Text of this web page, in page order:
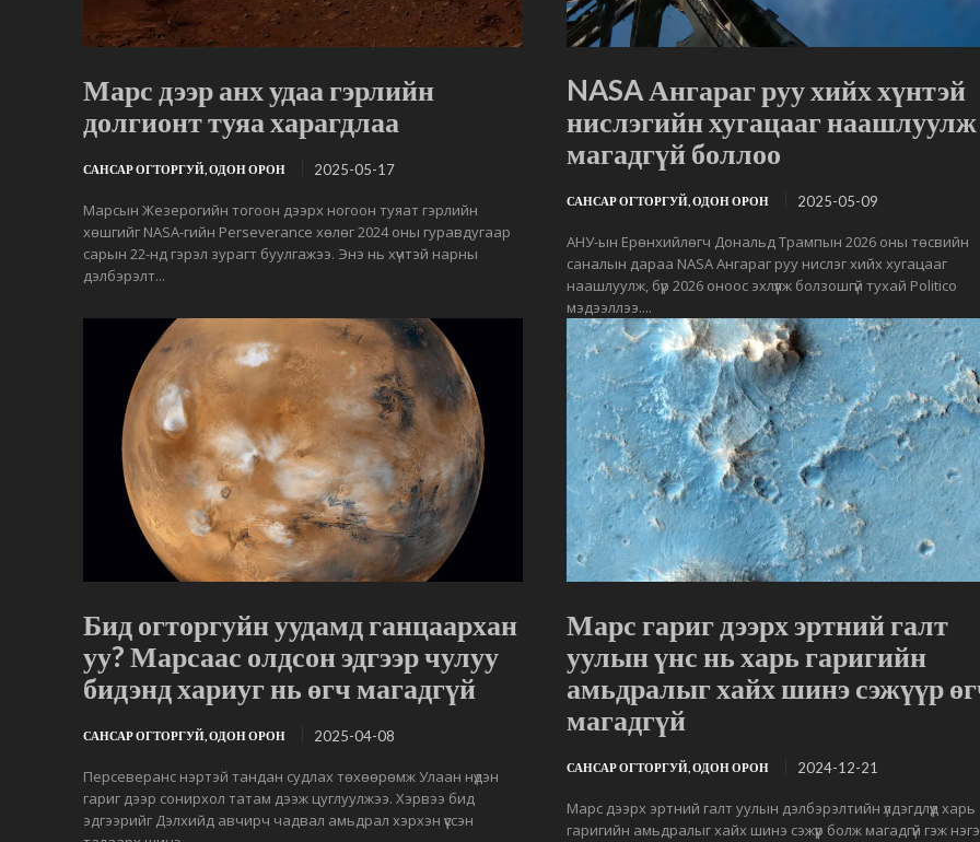
Марс дээр анх удаа гэрлийн
долгионт туяа харагдлаа
САНСАР ОГТОРГУЙ, ОДОН ОРОН 2025-05-17
Марсын Жезерогийн тогоон дээрх ногоон туяат гэрлийн
хөшгийг NASA-гийн Perseverance хөлөг 2024 оны гуравдугаар
сарын 22-нд гэрэл зурагт буулгажээ. Энэ нь хүчтэй нарны
дэлбэрэлт...
NASA Ангараг руу хийх хүнтэй
нислэгийн хугацааг наашлуулж
магадгүй боллоо
САНСАР ОГТОРГУЙ, ОДОН ОРОН 2025-05-09
АНУ-ын Ерөнхийлөгч Дональд Трампын 2026 оны төсвийн
саналын дараа NASA Ангараг руу нислэг хийх хугацааг
наашлуулж, бүр 2026 оноос эхлүүлж болзошгүй тухай Politico
мэдээллээ....
Бид огторгуйн уудамд ганцаархан
уу? Марсаас олдсон эдгээр чулуу
бидэнд хариуг нь өгч магадгүй
САНСАР ОГТОРГУЙ, ОДОН ОРОН 2025-04-08
Персеверанс нэртэй тандан судлах төхөөрөмж Улаан нүдэн
гариг дээр сонирхол татам дээж цуглуулжээ. Хэрвээ бид
эдгээрийг Дэлхийд авчирч чадвал амьдрал хэрхэн үүссэн
Марс гариг дээрх эртний галт
уулын үнс нь харь гаригийн
амьдралыг хайх шинэ сэжүүр
магадгүй
САНСАР ОГТОРГУЙ, ОДОН ОРОН 2024-12-21
Марс дээрх эртний галт уулын дэлбэрэлтийн үлдэгдлүүд харь
гаригийн амьдралыг хайх шинэ сэжүүр болж магадгүй гэж